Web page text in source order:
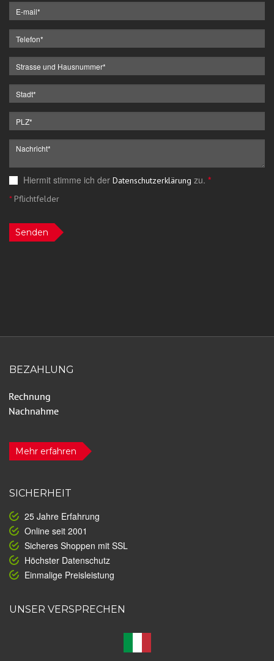
Hiermit stimme ich der Datenschutzerklärung zu. *
*Pflichtfelder
Senden
BEZAHLUNG
Mehr erfahren
SICHERHEIT
25 Jahre Erfahrung
Online seit 2001
Sicheres Shoppen mit SSL
Höchster Datenschutz
Einmalige Preisleistung
UNSER VERSPRECHEN